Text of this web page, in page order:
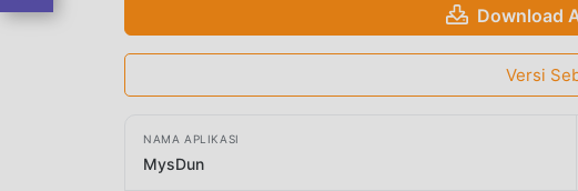
Download
Versi
NAMA APLIKASI
MysDun